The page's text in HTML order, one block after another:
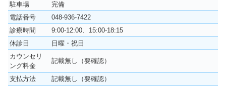
駐車場
完備
電話番号
048-936-7422
診療時間
9:00-12:00、15:00-18:15
休診日
日曜・祝日
カウンセリ
ング料金
記載無し（要確認）
支払方法 記載無し（要確認）